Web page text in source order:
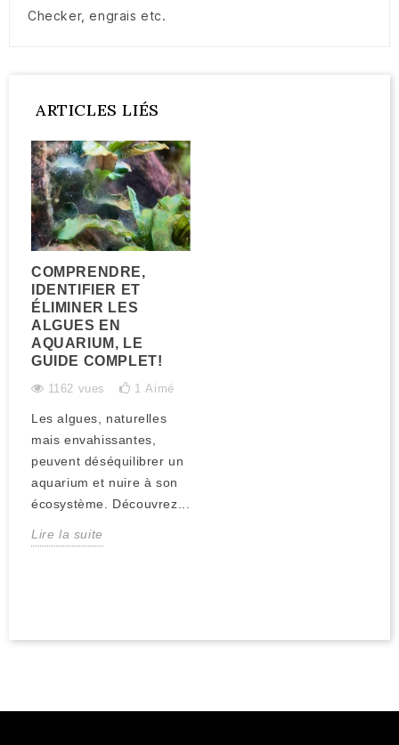
Checker, engrais etc.
ARTICLES LIÉS
COMPRENDRE,
IDENTIFIER ET
ÉLIMINER LES
ALGUES EN
AQUARIUM, LE
GUIDE COMPLET!
1162 vues 1 Aimé
Les algues, naturelles
mais envahissantes,
peuvent déséquilibrer un
aquarium et nuire à son
écosystème. Découvrez...
Lire la suite